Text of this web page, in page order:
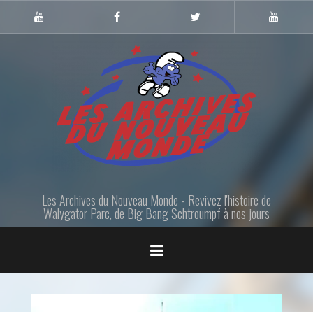
content
Youtube
Gazette
Facebook
Youtube
LANM
Les Archives du Nouveau Monde - Revivez l'histoire de
Walygator Parc, de Big Bang Schtroumpf à nos jours